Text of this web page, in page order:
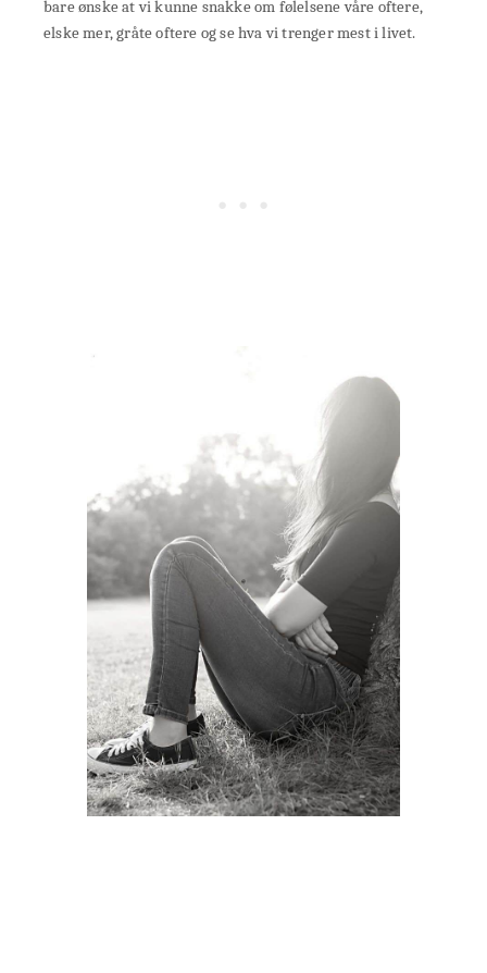
bare ønske at vi kunne snakke om følelsene våre oftere,
elske mer, gråte oftere og se hva vi trenger mest i livet.